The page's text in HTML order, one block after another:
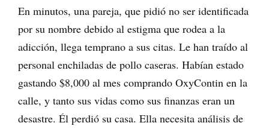
En minutos, una pareja, que pidió no ser identificada
por su nombre debido al estigma que rodea a la
adicción, llega temprano a sus citas. Le han traído al
personal enchiladas de pollo caseras. Habían estado
gastando $8,000 al mes comprando OxyContin en la
calle, y tanto sus vidas como sus finanzas eran un
desastre. Él perdió su casa. Ella necesita análisis de